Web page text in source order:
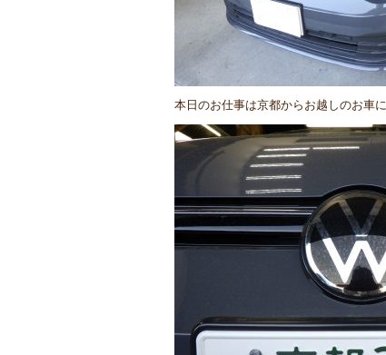
本日のお仕事は京都からお越しのお車に